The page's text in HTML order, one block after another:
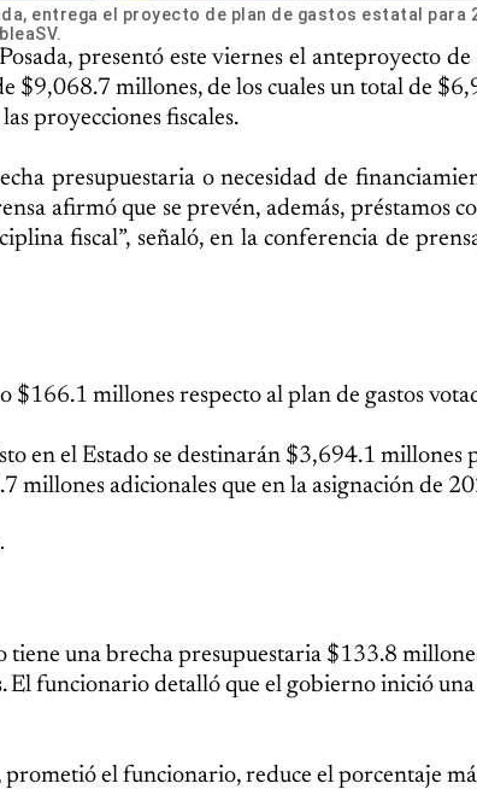
entrega el proyecto de plan de gastos estatal para
presentó este viernes el anteproyecto
$9,068.7 millones, de los cuales un total de
proyecciones fiscales.
presupuestaria o necesidad de
afirmó que se prevén, además, préstamos
fiscal”, señaló, en la conferencia de
$166.1 millones respecto al plan de gastos
en el Estado se destinarán $3,694.1 millones
millones adicionales que en la asignación de
tiene una brecha presupuestaria $133.8
El funcionario detalló que el gobierno inició
prometió el funcionario, reduce el porcentaje